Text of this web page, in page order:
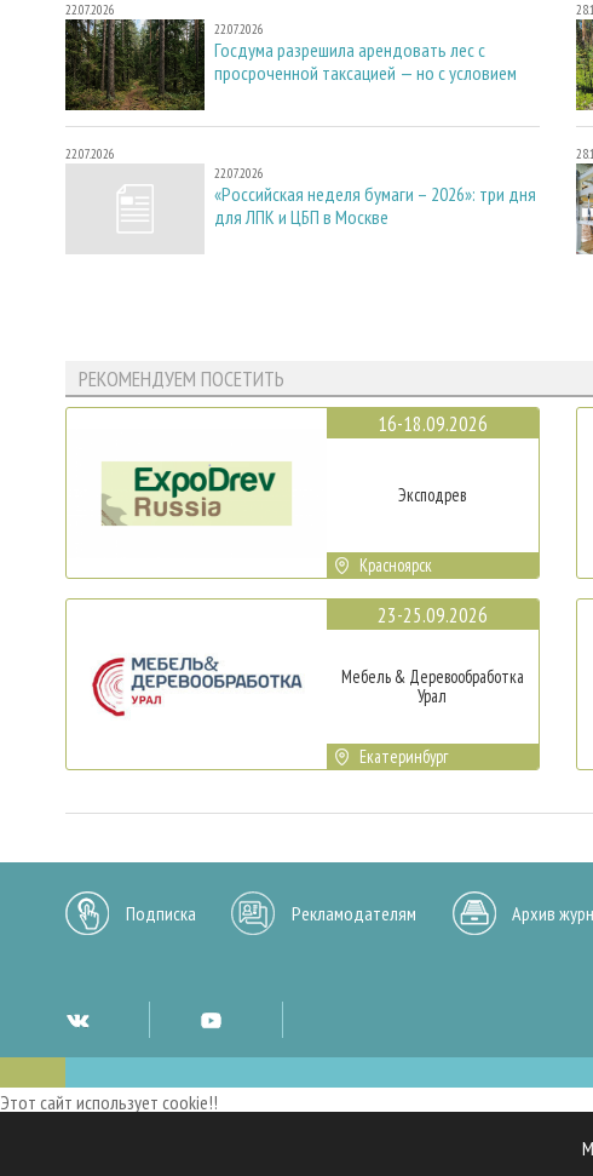
22.07.2026
22.07.2026
Госдума разрешила арендовать лес с
просроченной таксацией — но с условием
22.07.2026
22.07.2026
«Российская неделя бумаги – 2026»: три дня
для ЛПК и ЦБП в Москве
РЕКОМЕНДУЕМ ПОСЕТИТЬ
16-18.09.2026
Эксподрев
Красноярск
23-25.09.2026
Мебель & Деревообработка
Урал
Екатеринбург
Подписка Рекламодателям Архив
Этот сайт использует cookie!!
Мы используем cookies и аналогичные технологии для улучшения работы